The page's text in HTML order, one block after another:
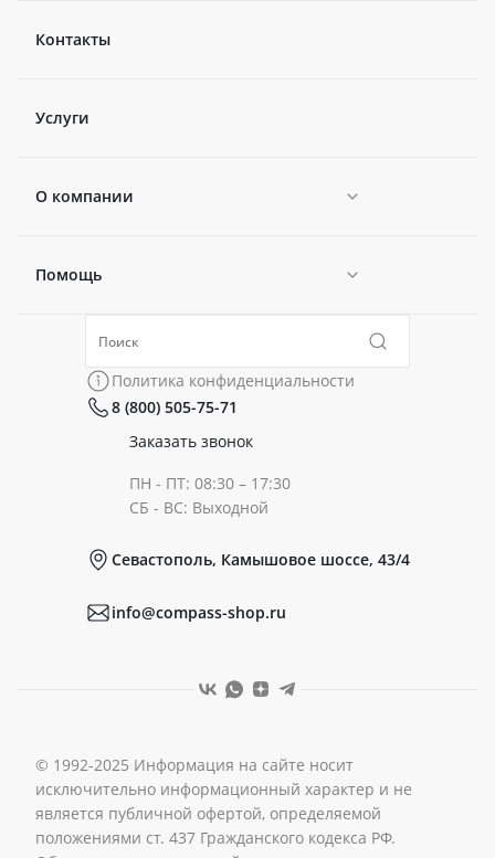
Контакты
Услуги
О компании
Новости
Политика конфиденциальности
Помощь
Коллекции
Политика конфиденциальности
8 (800) 505-75-71
Заказать звонок
ПН - ПТ: 08:30 – 17:30
СБ - ВС: Выходной
Севастополь, Камышовое шоссе, 43/4
info@compass-shop.ru
© 1992-2025 Информация на сайте носит
исключительно информационный характер и не
является публичной офертой, определяемой
положениями ст. 437 Гражданского кодекса РФ.